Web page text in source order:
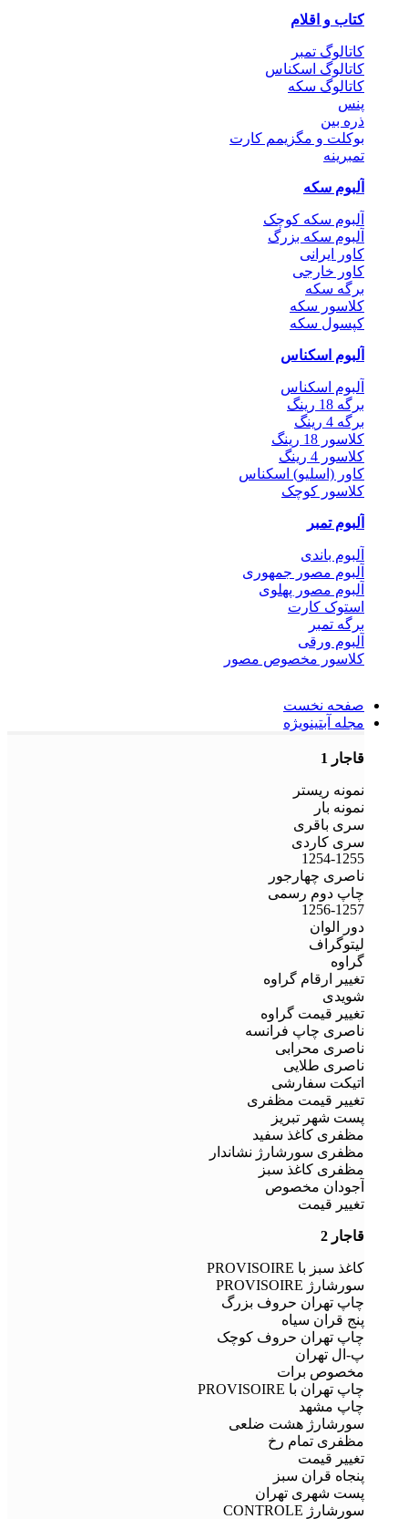
کتاب و اقلام
کاتالوگ تمبر
کاتالوگ اسکناس
کاتالوگ سکه
پنس
ذره بین
بوکلت و مگزیمم کارت
تمبرینه
آلبوم سکه
آلبوم سکه کوچک
آلبوم سکه بزرگ
کاور ایرانی
کاور خارجی
برگه سکه
کلاسور سکه
کپسول سکه
آلبوم اسکناس
آلبوم اسکناس
برگه 18 رینگ
برگه 4 رینگ
کلاسور 18 رینگ
کلاسور 4 رینگ
کاور (اسلیو) اسکناس
کلاسور کوچک
آلبوم تمبر
آلبوم باندی
آلبوم مصور جمهوری
آلبوم مصور پهلوی
استوک کارت
برگه تمبر
آلبوم ورقی
کلاسور مخصوص مصور
صفحه نخست
مجله آبتینویژه
قاجار 1
نمونه ریستر
نمونه بار
سری باقری
سری کاردی
1254-1255
ناصری چهارجور
چاپ دوم رسمی
1256-1257
دور الوان
لیتوگراف
گراوه
تغییر ارقام گراوه
شویدی
تغییر قیمت گراوه
ناصری چاپ فرانسه
ناصری محرابی
ناصری طلایی
اتیکت سفارشی
تغییر قیمت مظفری
پست شهر تبریز
مظفری کاغذ سفید
مظفری سورشارژ نشاندار
مظفری کاغذ سبز
آجودان مخصوص
تغییر قیمت
قاجار 2
کاغذ سبز با PROVISOIRE
سورشارژ PROVISOIRE
چاپ تهران حروف بزرگ
پنج قران سیاه
چاپ تهران حروف کوچک
پ-ال تهران
مخصوص برات
چاپ تهران با PROVISOIRE
چاپ مشهد
سورشارژ هشت ضلعی
مظفری تمام رخ
تغییر قیمت
پنجاه قران سبز
پست شهری تهران
سورشارژ CONTROLE